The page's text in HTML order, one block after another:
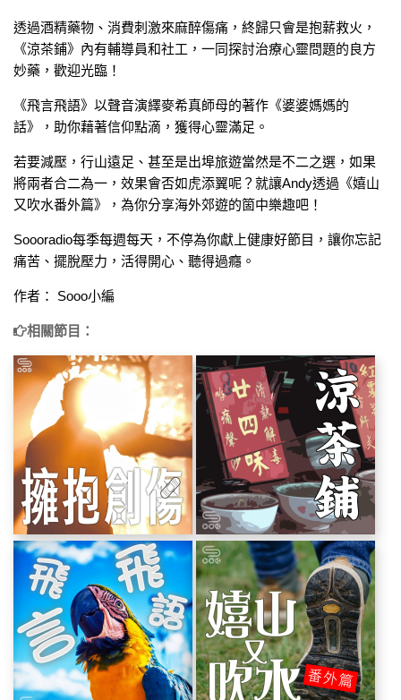
透過酒精藥物、消費刺激來麻醉傷痛，終歸只會是抱薪救火，
《涼茶鋪》內有輔導員和社工，一同探討治療心靈問題的良方
妙藥，歡迎光臨！
《飛言飛語》以聲音演繹麥希真師母的著作《婆婆媽媽的
話》，助你藉著信仰點滴，獲得心靈滿足。
若要減壓，行山遠足、甚至是出埠旅遊當然是不二之選，如果
將兩者合二為一，效果會否如虎添翼呢？就讓Andy透過《嬉山
又吹水番外篇》，為你分享海外郊遊的箇中樂趣吧！
Soooradio每季每週每天，不停為你獻上健康好節目，讓你忘記
痛苦、擺脫壓力，活得開心、聽得過癮。
作者： Sooo小編
相關節目：